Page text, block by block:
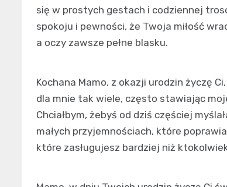
się w prostych gestach i codziennej
spokoju i pewności, że Twoja miłość
a oczy zawsze pełne blasku.
Kochana Mamo, z okazji urodzin życzę
dla mnie tak wiele, często stawiając
Chciałbym, żebyś od dziś częściej
małych przyjemnościach, które
które zasługujesz bardziej niż